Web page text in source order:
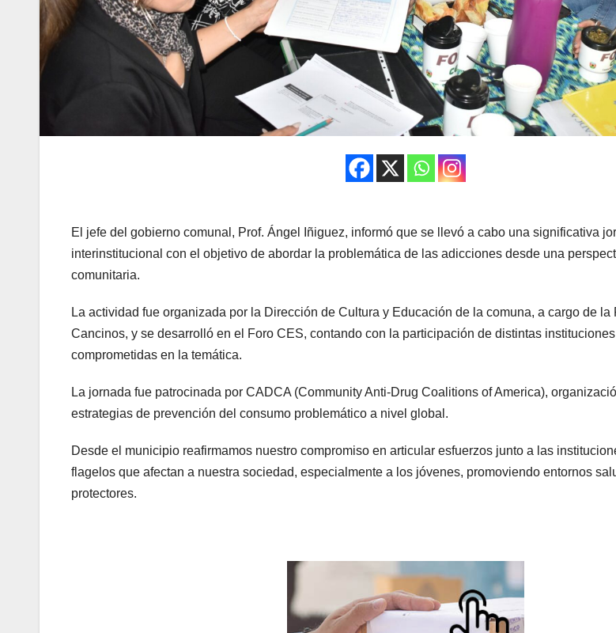
El jefe del gobierno comunal, Prof. Ángel Iñiguez, informó que se llevó a cabo una significativa
interinstitucional con el objetivo de abordar la problemática de las adicciones desde una
comunitaria.
La actividad fue organizada por la Dirección de Cultura y Educación de la comuna, a cargo de la
Cancinos, y se desarrolló en el Foro CES, contando con la participación de distintas
comprometidas en la temática.
La jornada fue patrocinada por CADCA (Community Anti-Drug Coalitions of America),
estrategias de prevención del consumo problemático a nivel global.
Desde el municipio reafirmamos nuestro compromiso en articular esfuerzos junto a las
flagelos que afectan a nuestra sociedad, especialmente a los jóvenes, promoviendo entornos
protectores.